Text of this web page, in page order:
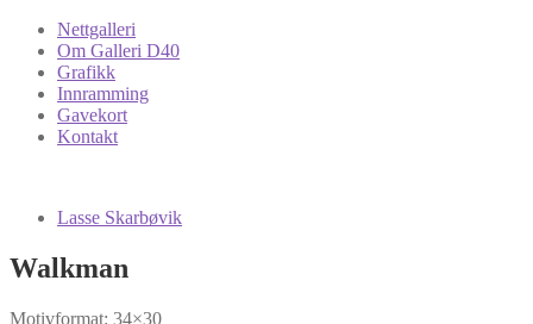
Nettgalleri
Om Galleri D40
Grafikk
Innramming
Gavekort
Kontakt
Lasse Skarbøvik
Walkman
Motivformat: 34×30